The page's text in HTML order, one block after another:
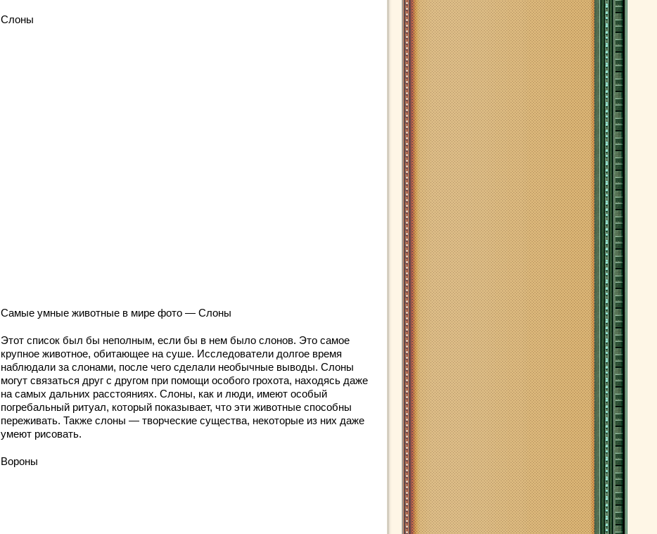
Слоны
Самые умные животные в мире фото — Слоны
Этот список был бы неполным, если бы в нем было слонов. Это самое
крупное животное, обитающее на суше. Исследователи долгое время
наблюдали за слонами, после чего сделали необычные выводы. Слоны
могут связаться друг с другом при помощи особого грохота, находясь даже
на самых дальних расстояниях. Слоны, как и люди, имеют особый
погребальный ритуал, который показывает, что эти животные способны
переживать. Также слоны — творческие существа, некоторые из них даже
умеют рисовать.
Вороны